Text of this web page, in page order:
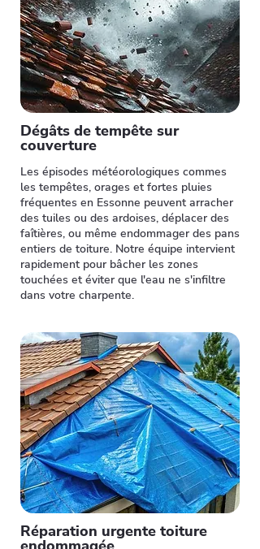
Dégâts de tempête sur
couverture
Les épisodes météorologiques commes
les tempêtes, orages et fortes pluies
fréquentes en Essonne peuvent arracher
des tuiles ou des ardoises, déplacer des
faîtières, ou même endommager des pans
entiers de toiture. Notre équipe intervient
rapidement pour bâcher les zones
touchées et éviter que l'eau ne s'infiltre
dans votre charpente.
Réparation urgente toiture